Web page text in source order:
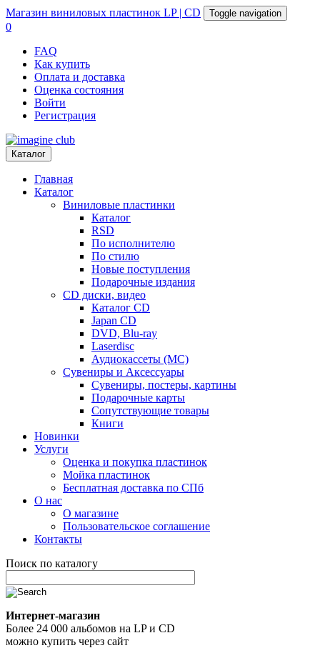
Магазин виниловых пластинок LP | CD Toggle navigation
0
FAQ
Как купить
Оплата и доставка
Оценка состояния
Войти
Регистрация
Каталог
Главная
Каталог
Виниловые пластинки
Каталог
RSD
По исполнителю
По стилю
Новые поступления
Подарочные издания
CD диски, видео
Каталог CD
Japan CD
DVD, Blu-ray
Laserdisc
Аудиокассеты (MC)
Сувениры и Аксессуары
Сувениры, постеры, картины
Подарочные карты
Сопутствующие товары
Книги
Новинки
Услуги
Оценка и покупка пластинок
Мойка пластинок
Бесплатная доставка по СПб
О нас
О магазине
Пользовательское соглашение
Контакты
Поиск по каталогу
Интернет-магазин
Более 24 000 альбомов на LP и CD
можно купить через сайт